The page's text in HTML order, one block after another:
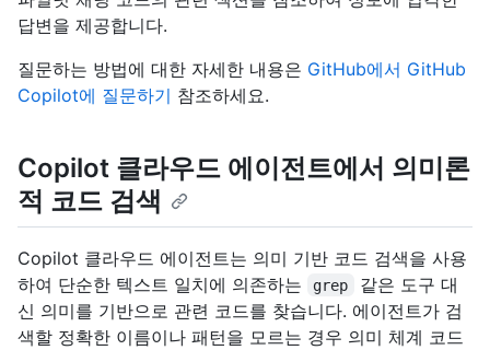
답변을 제공합니다.
질문하는 방법에 대한 자세한 내용은 GitHub에서 GitHub
Copilot에 질문하기 참조하세요.
Copilot 클라우드 에이전트에서 의미론
적 코드 검색
Copilot 클라우드 에이전트는 의미 기반 코드 검색을 사용
하여 단순한 텍스트 일치에 의존하는
grep
같은 도구 대
신 의미를 기반으로 관련 코드를 찾습니다. 에이전트가 검
색할 정확한 이름이나 패턴을 모르는 경우 의미 체계 코드